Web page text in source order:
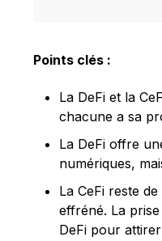
Points clés :
La DeFi et la
chacune a sa
La DeFi offre
numériques,
La CeFi reste
effréné. La
DeFi pour